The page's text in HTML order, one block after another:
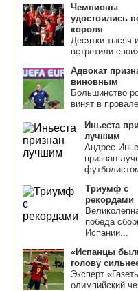
Чемпионы
удостоились
короля
Десятки тысяч
встретили
Адвокат
виновным
Большинство
винят в
Иньеста
лучшим
Андрес
признан
Триумф с
рекордами
победа
Испании...
«Испанцы
голову
Эксперт
олимпийский